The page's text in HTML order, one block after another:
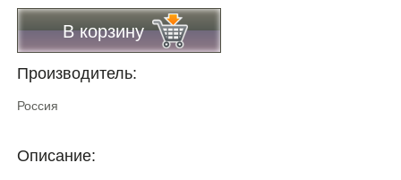
В корзину
Производитель:
Россия
Описание: